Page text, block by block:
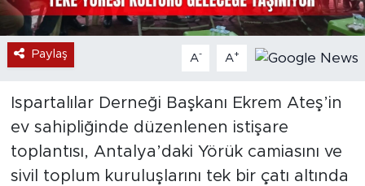
Paylaş A- A+
Ispartalılar Derneği Başkanı Ekrem Ateş’in
ev sahipliğinde düzenlenen istişare
toplantısı, Antalya’daki Yörük camiasını ve
sivil toplum kuruluşlarını tek bir çatı altında